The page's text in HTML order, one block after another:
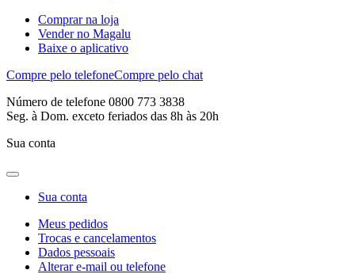
Comprar na loja
Vender no Magalu
Baixe o aplicativo
Compre pelo telefoneCompre pelo chat
Número de telefone 0800 773 3838
Seg. à Dom. exceto feriados das 8h às 20h
Sua conta
Sua conta
Meus pedidos
Trocas e cancelamentos
Dados pessoais
Alterar e-mail ou telefone